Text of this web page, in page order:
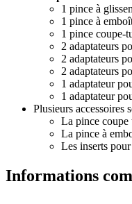
1 pince à
1 pince à
1 pince coupe-
2 adaptateurs
2 adaptateurs
2 adaptateurs
1 adaptateur
1 adaptateur
Plusieurs accessoires
La pince coupe
La pince à
Les inserts
Informations